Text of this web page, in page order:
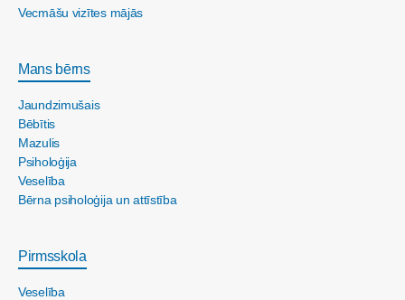
Vecmāšu vizītes mājās
Mans bērns
Jaundzimušais
Bēbītis
Mazulis
Psiholoģija
Veselība
Bērna psiholoģija un attīstība
Pirmsskola
Veselība